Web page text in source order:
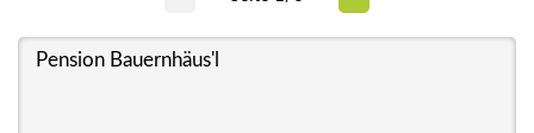
Pension Bauernhäus'l